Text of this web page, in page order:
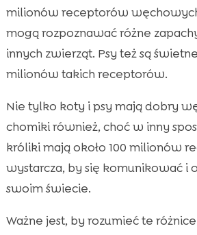
milionów receptorów
mogą rozpoznawać różne
innych zwierząt. Psy też są
milionów takich receptorów.
Nie tylko koty i psy mają dobry
chomiki również, choć w inny
króliki mają około 100 milionów
wystarcza, by się komunikować i
swoim świecie.
Ważne jest, by rozumieć te